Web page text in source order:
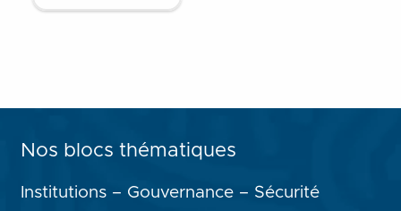
Nos blocs thématiques
Institutions – Gouvernance – Sécurité